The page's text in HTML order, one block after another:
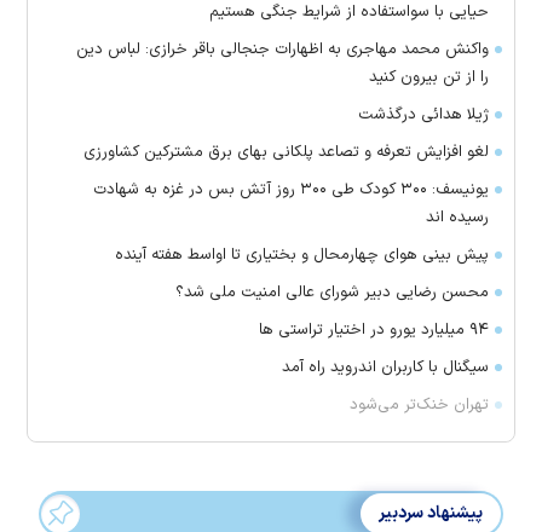
حیایی با سواستفاده از شرایط جنگی هستیم
واکنش محمد مهاجری به اظهارات جنجالی باقر خرازی: لباس دین
را از تن بیرون کنید
ژیلا هدائی درگذشت
لغو افزایش تعرفه و تصاعد پلکانی بهای برق مشترکین کشاورزی
یونیسف: ۳۰۰ کودک طی ۳۰۰ روز آتش بس در غزه به شهادت
رسیده اند
پیش بینی هوای چهارمحال و بختیاری تا اواسط هفته آینده
محسن رضایی دبیر شورای عالی امنیت ملی شد؟
۹۴ میلیارد یورو در اختیار تراستی ها
سیگنال با کاربران اندروید راه آمد
تهران خنک‌تر می‌شود
پیشنهاد سردبیر